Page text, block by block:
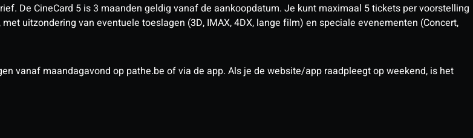
De CineCard 5 is 3 maanden geldig vanaf de aankoopdatum. Je kunt maximaal 5 tickets per voorstelling
uitzondering van eventuele toeslagen (3D, IMAX, 4DX, lange film) en speciale evenementen (Concert,
vanaf maandagavond op pathe.be of via de app. Als je de website/app raadpleegt op weekend, is het